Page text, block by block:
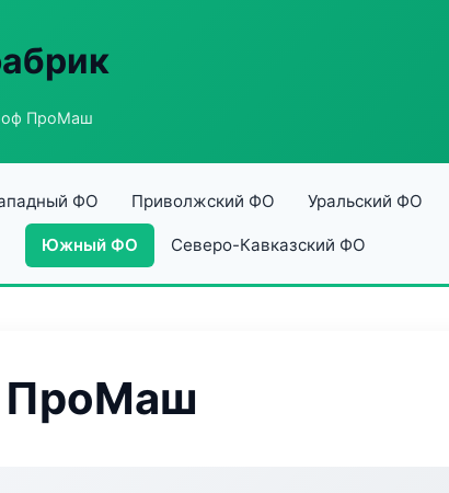
ПроМаш
ФО Приволжский ФО Уральский ФО
Южный ФО Северо-Кавказский ФО
ПроМаш